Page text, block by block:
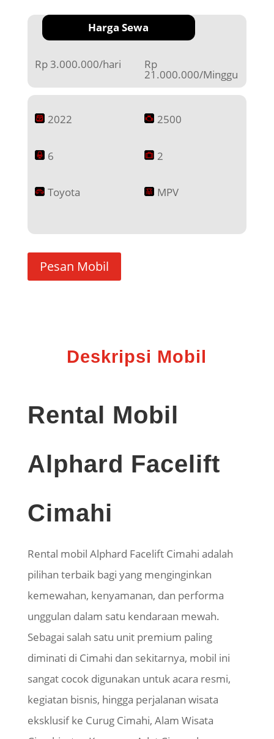
Harga Sewa
Rp 3.000.000/hari Rp
21.000.000/Minggu
2022 2500
6 2
Toyota MPV
Pesan Mobil
Deskripsi Mobil
Rental Mobil
Alphard Facelift
Cimahi
Rental mobil Alphard Facelift Cimahi adalah
pilihan terbaik bagi yang menginginkan
kemewahan, kenyamanan, dan performa
unggulan dalam satu kendaraan mewah.
Sebagai salah satu unit premium paling
diminati di Cimahi dan sekitarnya, mobil ini
sangat cocok digunakan untuk acara resmi,
kegiatan bisnis, hingga perjalanan wisata
eksklusif ke Curug Cimahi, Alam Wisata